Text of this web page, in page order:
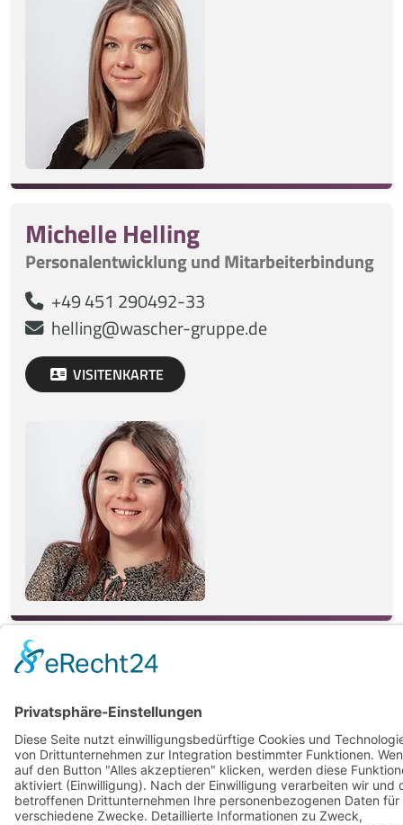
Michelle Helling
Personalentwicklung und Mitarbeiterbindung
+49 451 290492-33
helling@wascher-gruppe.de
VISITENKARTE
TELEMANN MEDIENTECHNIK GMBH
Hermann-Wüsthof-Ring 10
21035 Hamburg